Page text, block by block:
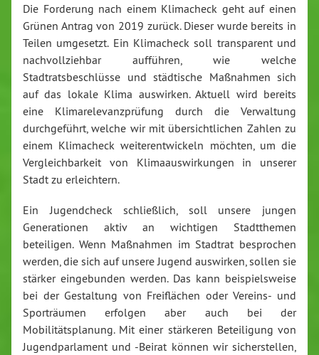
Die Forderung nach einem Klimacheck geht auf einen
Grünen Antrag von 2019 zurück. Dieser wurde bereits in
Teilen umgesetzt. Ein Klimacheck soll transparent und
nachvollziehbar aufführen, wie welche
Stadtratsbeschlüsse und städtische Maßnahmen sich
auf das lokale Klima auswirken. Aktuell wird bereits
eine Klimarelevanzprüfung durch die Verwaltung
durchgeführt, welche wir mit übersichtlichen Zahlen zu
einem Klimacheck weiterentwickeln möchten, um die
Vergleichbarkeit von Klimaauswirkungen in unserer
Stadt zu erleichtern.
Ein Jugendcheck schließlich, soll unsere jungen
Generationen aktiv an wichtigen Stadtthemen
beteiligen. Wenn Maßnahmen im Stadtrat besprochen
werden, die sich auf unsere Jugend auswirken, sollen sie
stärker eingebunden werden. Das kann beispielsweise
bei der Gestaltung von Freiflächen oder Vereins- und
Sporträumen erfolgen aber auch bei der
Mobilitätsplanung. Mit einer stärkeren Beteiligung von
Jugendparlament und -Beirat können wir sicherstellen,